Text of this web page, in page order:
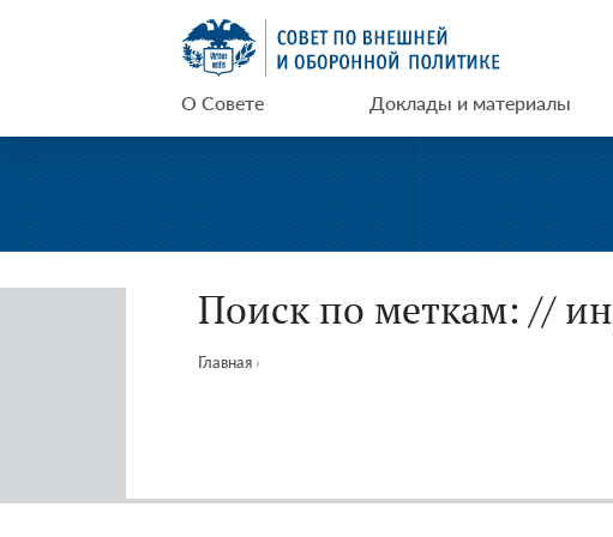
СВОП
О Совете Доклады и материалы
Поиск по меткам: //
Главная ›